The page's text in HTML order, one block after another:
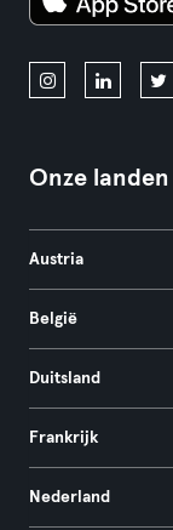
Onze landen
Austria
België
Duitsland
Frankrijk
Nederland